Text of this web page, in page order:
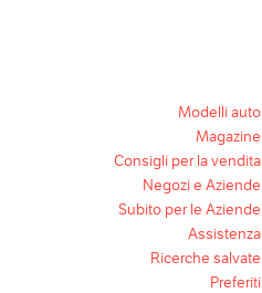
Modelli auto
Magazine
Consigli per la vendita
Negozi e Aziende
Subito per le Aziende
Assistenza
Ricerche salvate
Preferiti